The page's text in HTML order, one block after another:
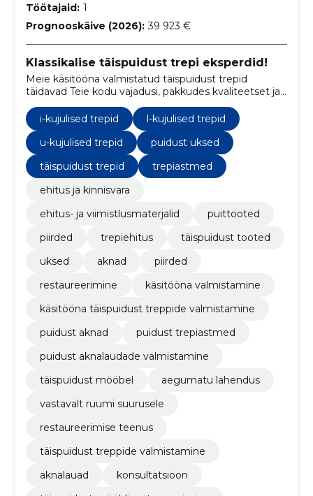
Töötajaid: 1
Prognooskäive (2026): 39 923 €
Klassikalise täispuidust trepi eksperdid!
Meie käsitööna valmistatud täispuidust trepid
täidavad Teie kodu vajadusi, pakkudes kvaliteetset ja
aegumatut tulemust. Meie ekspertide abiga saate
kindel olla, et saate parima trepi!
i-kujulised trepid
l-kujulised trepid
u-kujulised trepid
puidust uksed
täispuidust trepid
trepiastmed
ehitus ja kinnisvara
ehitus- ja viimistlusmaterjalid
puittooted
piirded
trepiehitus
täispuidust tooted
uksed
aknad
piirded
restaureerimine
käsitööna valmistamine
käsitööna täispuidust treppide valmistamine
puidust aknad
puidust trepiastmed
puidust aknalaudade valmistamine
täispuidust mööbel
aegumatu lahendus
vastavalt ruumi suurusele
restaureerimise teenus
täispuidust treppide valmistamine
aknalauad
konsultatsioon